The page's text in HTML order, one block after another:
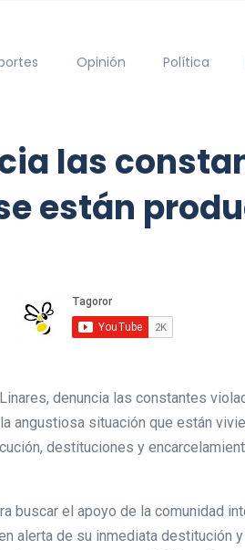
Opinión Política
las
están
denuncia las constantes
angustiosa situación que están
destituciones y
buscar el apoyo de la comunidad
alerta de su inmediata destitución